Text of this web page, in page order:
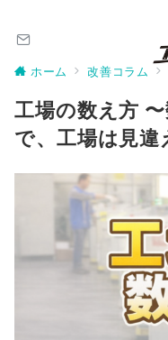
ホーム 改善コラム
工場の数え方
で、工場は見違